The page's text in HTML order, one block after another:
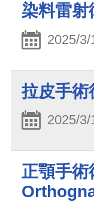
染料雷射
2025/3/
拉皮手術
2025/3/
正顎手術